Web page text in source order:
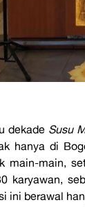
dekade Susu
hanya di
main-main,
karyawan,
ini berawal